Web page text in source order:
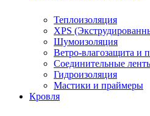
Теплоизоляция
XPS
Шумоизоляция
Ветро-влагозащита и
Соединительные
Гидроизоляция
Мастики и праймеры
Кровля